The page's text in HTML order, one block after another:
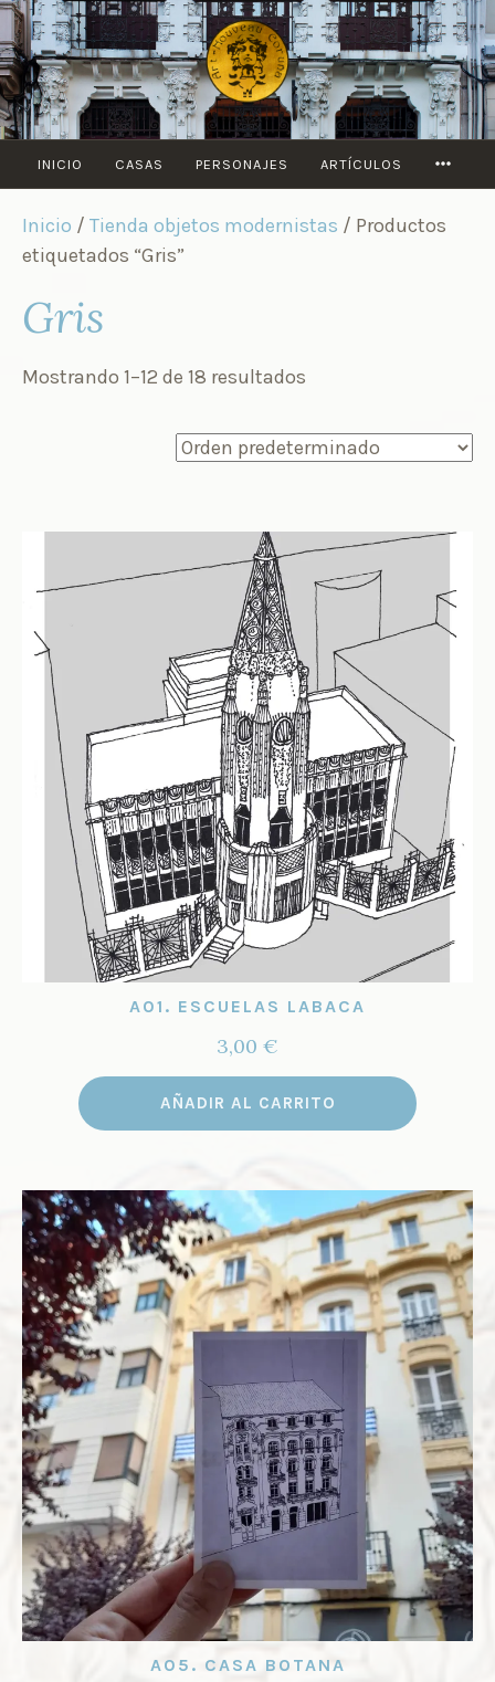
Saltar
al
contenido
INICIO CASAS PERSONAJES ARTÍCULOS
Inicio / Tienda objetos modernistas / Productos
etiquetados “Gris”
Gris
Mostrando 1–12 de 18 resultados
A01. ESCUELAS LABACA
3,00 €
AÑADIR AL CARRITO
A05. CASA BOTANA